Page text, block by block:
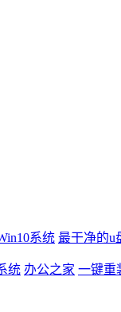
系统 最干净的u
统 办公之家 一键重